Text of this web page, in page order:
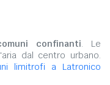
confinanti. Le
dal centro urbano.
limitrofi a Latronico